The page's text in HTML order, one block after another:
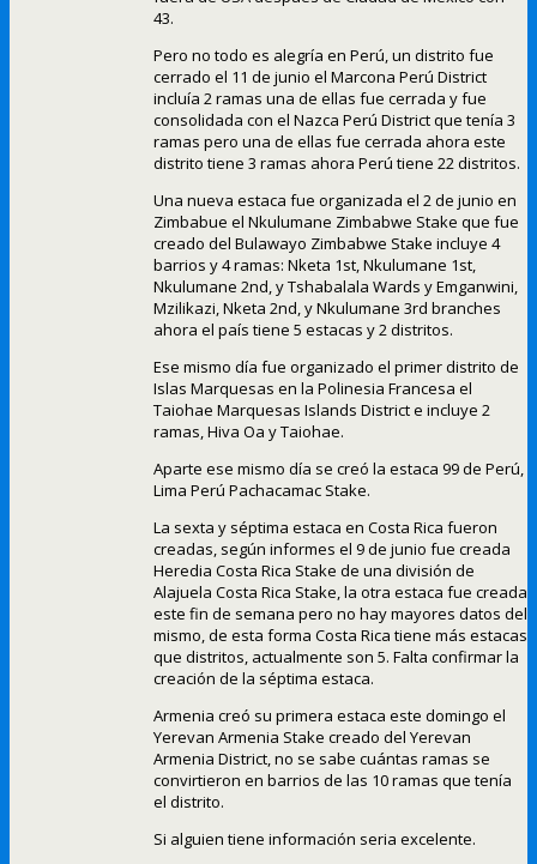
43.
Pero no todo es alegría en Perú, un distrito fue
cerrado el 11 de junio el Marcona Perú District
incluía 2 ramas una de ellas fue cerrada y fue
consolidada con el Nazca Perú District que tenía 3
ramas pero una de ellas fue cerrada ahora este
distrito tiene 3 ramas ahora Perú tiene 22 distritos.
Una nueva estaca fue organizada el 2 de junio en
Zimbabue el Nkulumane Zimbabwe Stake que fue
creado del Bulawayo Zimbabwe Stake incluye 4
barrios y 4 ramas: Nketa 1st, Nkulumane 1st,
Nkulumane 2nd, y Tshabalala Wards y Emganwini,
Mzilikazi, Nketa 2nd, y Nkulumane 3rd branches
ahora el país tiene 5 estacas y 2 distritos.
Ese mismo día fue organizado el primer distrito de
Islas Marquesas en la Polinesia Francesa el
Taiohae Marquesas Islands District e incluye 2
ramas, Hiva Oa y Taiohae.
Aparte ese mismo día se creó la estaca 99 de Perú,
Lima Perú Pachacamac Stake.
La sexta y séptima estaca en Costa Rica fueron
creadas, según informes el 9 de junio fue creada
Heredia Costa Rica Stake de una división de
Alajuela Costa Rica Stake, la otra estaca fue creada
este fin de semana pero no hay mayores datos del
mismo, de esta forma Costa Rica tiene más estacas
que distritos, actualmente son 5. Falta confirmar la
creación de la séptima estaca.
Armenia creó su primera estaca este domingo el
Yerevan Armenia Stake creado del Yerevan
Armenia District, no se sabe cuántas ramas se
convirtieron en barrios de las 10 ramas que tenía
el distrito.
Si alguien tiene información seria excelente.